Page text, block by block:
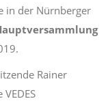
in der Nürnberger
Rainer